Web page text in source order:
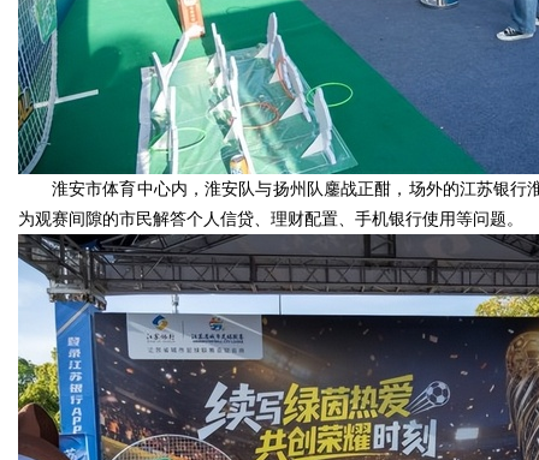
淮安市体育中心内，淮安队与扬州队鏖战正酣，场外的江苏银
为观赛间隙的市民解答个人信贷、理财配置、手机银行使用等问题。